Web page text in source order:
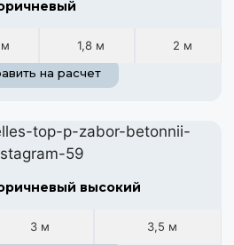
м 1,8 м
2 м
на расчет
высокий
3 м
3,5 м